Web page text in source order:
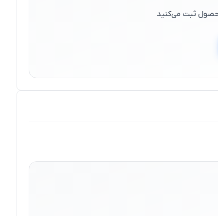
محصول ثبت می‌کنید